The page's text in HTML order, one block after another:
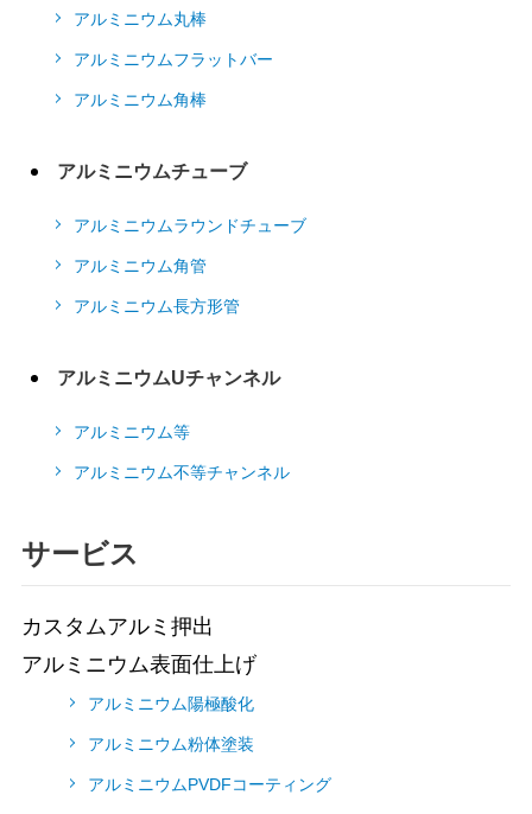
アルミニウム丸棒
アルミニウムフラットバー
アルミニウム角棒
アルミニウムチューブ
アルミニウムラウンドチューブ
アルミニウム角管
アルミニウム長方形管
アルミニウムUチャンネル
アルミニウム等
アルミニウム不等チャンネル
サービス
カスタムアルミ押出
アルミニウム表面仕上げ
アルミニウム陽極酸化
アルミニウム粉体塗装
アルミニウムPVDFコーティング